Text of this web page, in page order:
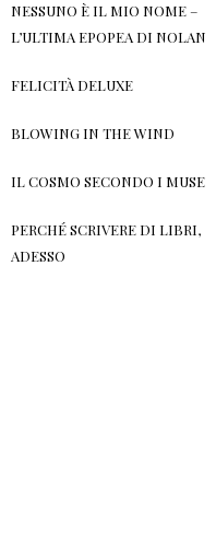
NESSUNO È IL MIO NOME –
L’ULTIMA EPOPEA DI NOLAN
FELICITÀ DELUXE
BLOWING IN THE WIND
IL COSMO SECONDO I MUSE
PERCHÉ SCRIVERE DI LIBRI,
ADESSO